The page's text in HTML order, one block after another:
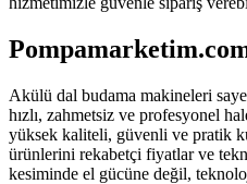
Akülü dal budama makineleri
hızlı, zahmetsiz ve profesyonel
yüksek kaliteli, güvenli ve pratik
ürünlerini rekabetçi fiyatlar ve
kesiminde el gücüne değil,